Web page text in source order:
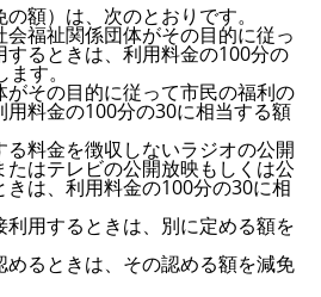
額）は、次のとおりです。
福祉関係団体がその目的に従っ
るときは、利用料金の100分の
ます。
その目的に従って市民の福利の
用料金の100分の30に相当する額
料金を徴収しないラジオの公開
はテレビの公開放映もしくは公
は、利用料金の100分の30に相
用するときは、別に定める額を
るときは、その認める額を減免